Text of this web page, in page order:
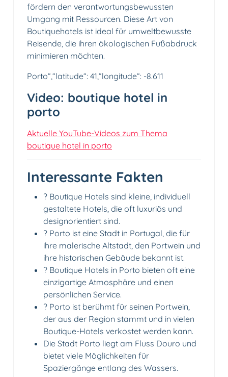
fördern den verantwortungsbewussten
Umgang mit Ressourcen. Diese Art von
Boutiquehotels ist ideal für umweltbewusste
Reisende, die ihren ökologischen Fußabdruck
minimieren möchten.
Porto“,“latitude“: 41,“longitude“: -8.611
Video: boutique hotel in
porto
Aktuelle YouTube-Videos zum Thema
boutique hotel in porto
Interessante Fakten
? Boutique Hotels sind kleine, individuell
gestaltete Hotels, die oft luxuriös und
designorientiert sind.
? Porto ist eine Stadt in Portugal, die für
ihre malerische Altstadt, den Portwein und
ihre historischen Gebäude bekannt ist.
?️ Boutique Hotels in Porto bieten oft eine
einzigartige Atmosphäre und einen
persönlichen Service.
? Porto ist berühmt für seinen Portwein,
der aus der Region stammt und in vielen
Boutique-Hotels verkostet werden kann.
Die Stadt Porto liegt am Fluss Douro und
bietet viele Möglichkeiten für
Spaziergänge entlang des Wassers.